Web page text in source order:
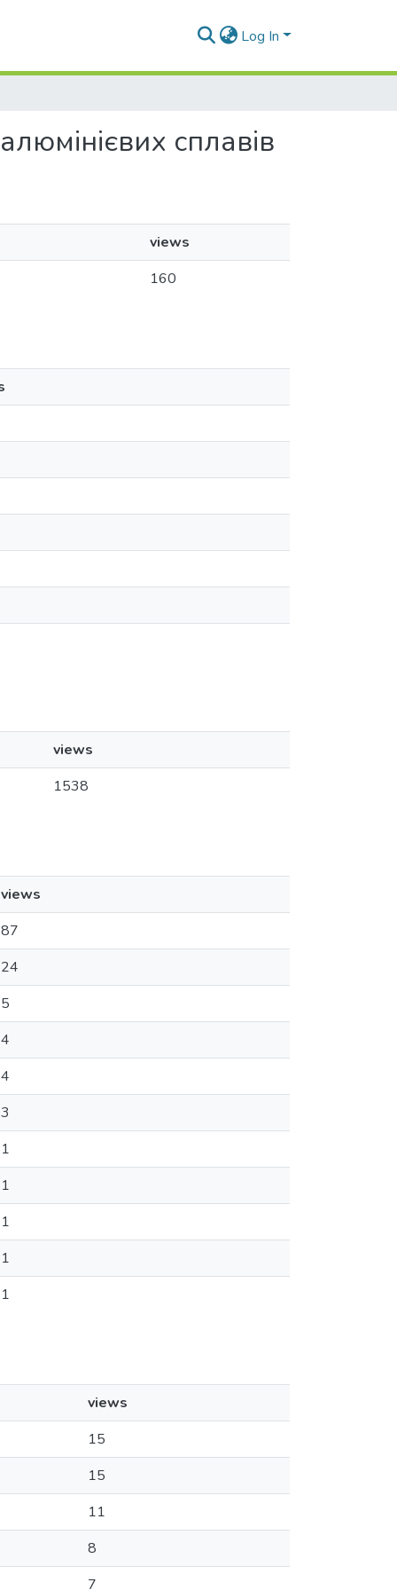
Log In
сплавів
views
160
views
1538
views
87
24
5
4
4
3
1
1
1
1
1
views
15
15
11
8
7